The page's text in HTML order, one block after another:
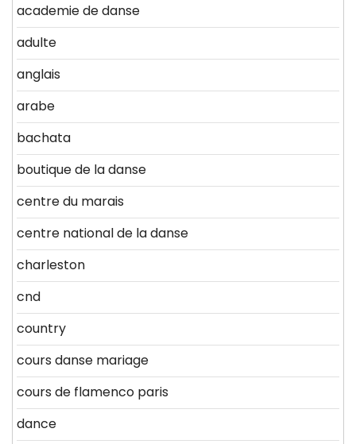
academie de danse
adulte
anglais
arabe
bachata
boutique de la danse
centre du marais
centre national de la danse
charleston
cnd
country
cours danse mariage
cours de flamenco paris
dance